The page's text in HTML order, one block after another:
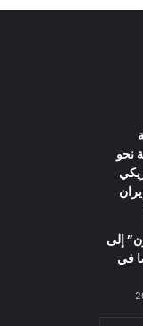
نحو
إلى
في